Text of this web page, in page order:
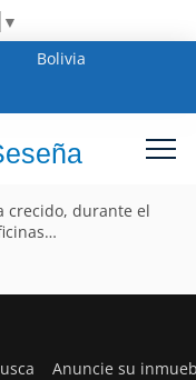
▼
Bolivia
crecido, durante el
Anuncie su